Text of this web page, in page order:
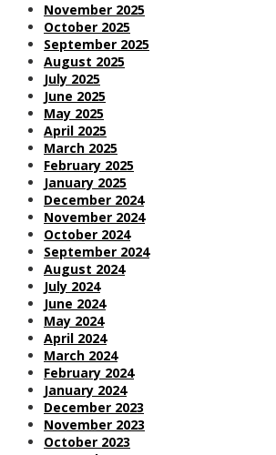
November 2025
October 2025
September 2025
August 2025
July 2025
June 2025
May 2025
April 2025
March 2025
February 2025
January 2025
December 2024
November 2024
October 2024
September 2024
August 2024
July 2024
June 2024
May 2024
April 2024
March 2024
February 2024
January 2024
December 2023
November 2023
October 2023